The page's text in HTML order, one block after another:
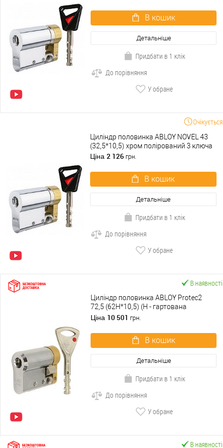
В кошик
Детальніше
Придбати в 1 клік
До порівняння
У обране
Очікується
Циліндр половинка ABLOY NOVEL 43
(32,5*10,5) хром полірований 3 ключа
Ціна 2 126 грн.
В кошик
Детальніше
Придбати в 1 клік
До порівняння
У обране
В наявності
Циліндр половинка ABLOY Protec2
72,5 (62H*10,5) (H - гартована
сторона) хром матовий 3 ключа
Ціна 10 501 грн.
В кошик
Детальніше
Придбати в 1 клік
До порівняння
У обране
В наявності